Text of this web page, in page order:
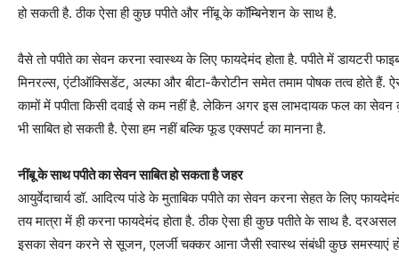
हो सकती है. ठीक ऐसा ही कुछ पपीते और नींबू के कॉम्बिनेशन के साथ है.
वैसे तो पपीते का सेवन करना स्वास्थ्य के लिए फायदेमंद होता है. पपीते में डायटरी
मिनरल्स, एंटीऑक्सिडेंट, अल्फा और बीटा-कैरोटीन समेत तमाम पोषक तत्व होते
कामों में पपीता किसी दवाई से कम नहीं है. लेकिन अगर इस लाभदायक फल का
भी साबित हो सकती है. ऐसा हम नहीं बल्कि फूड एक्सपर्ट का मानना है.
नींबू के साथ पपीते का सेवन साबित हो सकता है जहर
आयुर्वेदाचार्य डॉ. आदित्य पांडे के मुताबिक पपीते का सेवन करना सेहत के लिए
तय मात्रा में ही करना फायदेमंद होता है. ठीक ऐसा ही कुछ पतीते के साथ है. दरअसल
इसका सेवन करने से सूजन, एलर्जी चक्कर आना जैसी स्वास्थ संबंधी कुछ समस्याएं